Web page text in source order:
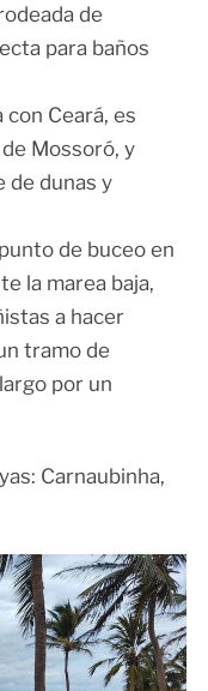
de
para baños
Ceará, es
Mossoró, y
de dunas y
de buceo en
la marea baja,
a hacer
tramo de
por un
Carnaubinha,